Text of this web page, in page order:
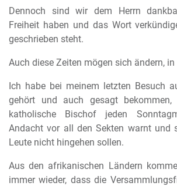
Dennoch sind wir dem Herrn
Freiheit haben und das Wort
geschrieben steht.
Auch diese Zeiten mögen sich ändern, in
Ich habe bei meinem letzten Besuch
gehört und auch gesagt
katholische Bischof jeden
Andacht vor all den Sekten warnt und
Leute nicht hingehen sollen.
Aus den afrikanischen Ländern
immer wieder, dass die